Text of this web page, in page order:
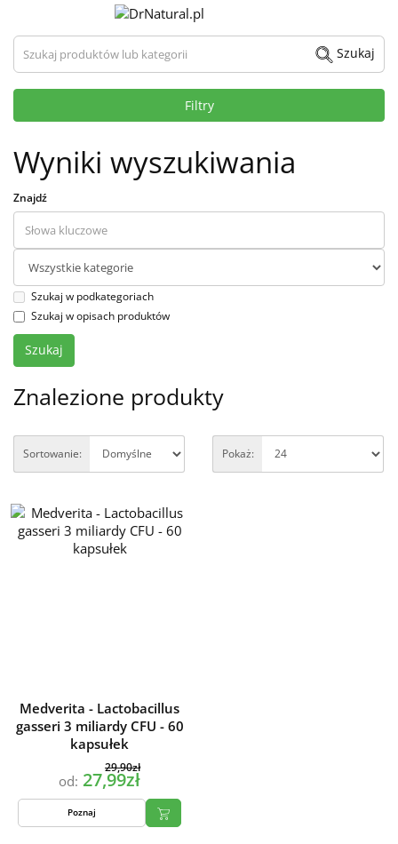
Szukaj produktów lub kategorii Szukaj
Filtry
Wyniki wyszukiwania
Znajdź
Szukaj w podkategoriach
Szukaj w opisach produktów
Znalezione produkty
Sortowanie: Pokaż:
Medverita - Lactobacillus
gasseri 3 miliardy CFU - 60
kapsułek
od:
29,90zł
27,99zł
Poznaj